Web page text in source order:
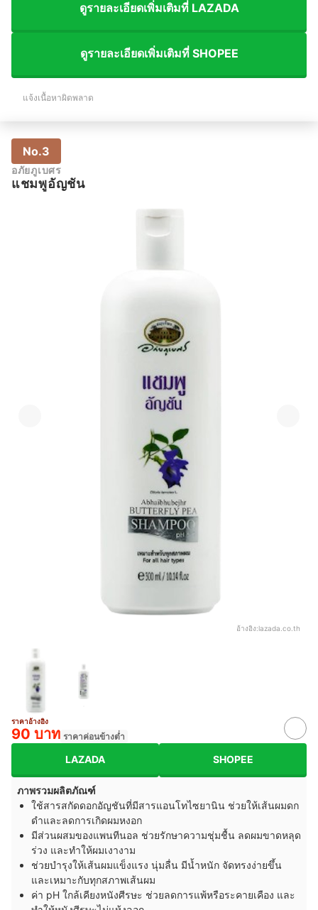
ดูรายละเอียดเพิ่มเติมที่ LAZADA
ดูรายละเอียดเพิ่มเติมที่ SHOPEE
แจ้งเนื้อหาผิดพลาด
No.3
อภัยภูเบศร
แชมพูอัญชัน
อ้างอิง:lazada.co.th
ราคาอ้างอิง
90 บาท ราคาค่อนข้างต่ำ
LAZADA SHOPEE
ภาพรวมผลิตภัณฑ์
ใช้สารสกัดดอกอัญชันที่มีสารแอนโทไซยานิน ช่วยให้เส้นผมดก
ดำและลดการเกิดผมหงอก
มีส่วนผสมของแพนทีนอล ช่วยรักษาความชุ่มชื้น ลดผมขาดหลุด
ร่วง และทำให้ผมเงางาม
ช่วยบำรุงให้เส้นผมแข็งแรง นุ่มลื่น มีน้ำหนัก จัดทรงง่ายขึ้น
และเหมาะกับทุกสภาพเส้นผม
ค่า pH ใกล้เคียงหนังศีรษะ ช่วยลดการแพ้หรือระคายเคือง และ